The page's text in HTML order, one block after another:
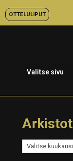
OTTELULIPUT
Valitse sivu
Arkistot
Arkistot